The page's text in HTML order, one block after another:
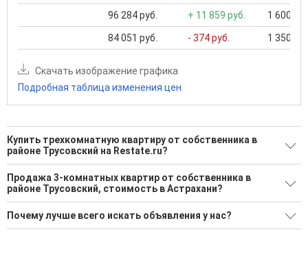
96 284 руб. + 11 859 руб. 1 600
84 051 руб. - 374 руб. 1 350
Скачать изображение графика
Подробная таблица изменения цен
Купить трехкомнатную квартиру от собственника в
районе Трусовский на Restate.ru?
Поможем Купить трехкомнатную квартиру от собственника
в районе Трусовский?
6 актуальных и проверенных объявлений
Воспользуйтесь нашим поиском по новостройкам, для
Продажа 3-комнатных квартир от собственника в
районе Трусовский, стоимость в Астрахани?
Минимальная цена: 1 950 000 Р. Максимальная цена: 4 500
000 Р; Средняя: 3 208 333 Р
Почему лучше всего искать объявления у нас?